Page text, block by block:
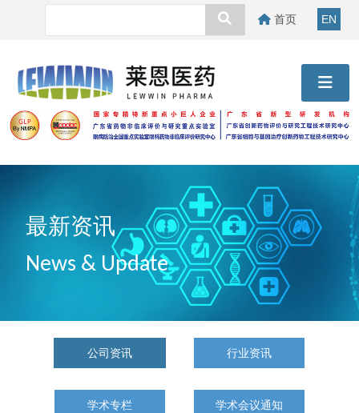
首页 EN
最新资讯
News & Update
公司资讯 行业资讯
学术专栏 学术会议通知